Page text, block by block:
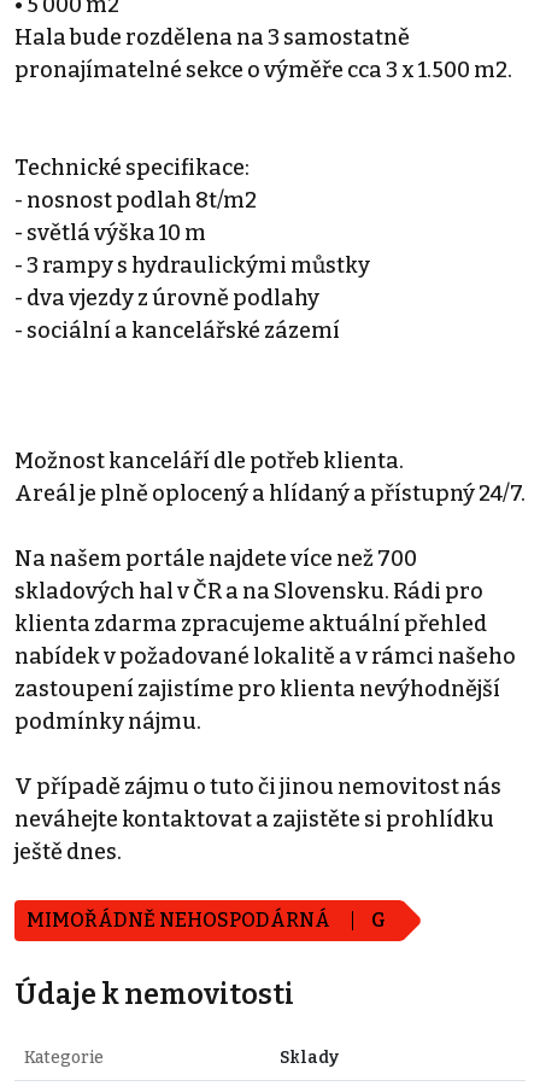
Hala bude rozdělena na 3 samostatně
pronajímatelné sekce o výměře cca 3 x 1.500 m2.
Technické specifikace:
- nosnost podlah 8t/m2
- světlá výška 10 m
- 3 rampy s hydraulickými můstky
- dva vjezdy z úrovně podlahy
- sociální a kancelářské zázemí
Možnost kanceláří dle potřeb klienta.
Areál je plně oplocený a hlídaný a přístupný 24/7.
Na našem portále najdete více než 700
skladových hal v ČR a na Slovensku. Rádi pro
klienta zdarma zpracujeme aktuální přehled
nabídek v požadované lokalitě a v rámci našeho
zastoupení zajistíme pro klienta nevýhodnější
podmínky nájmu.
V případě zájmu o tuto či jinou nemovitost nás
neváhejte kontaktovat a zajistěte si prohlídku
ještě dnes.
MIMOŘÁDNĚ NEHOSPODÁRNÁ G
Údaje k nemovitosti
Kategorie Sklady